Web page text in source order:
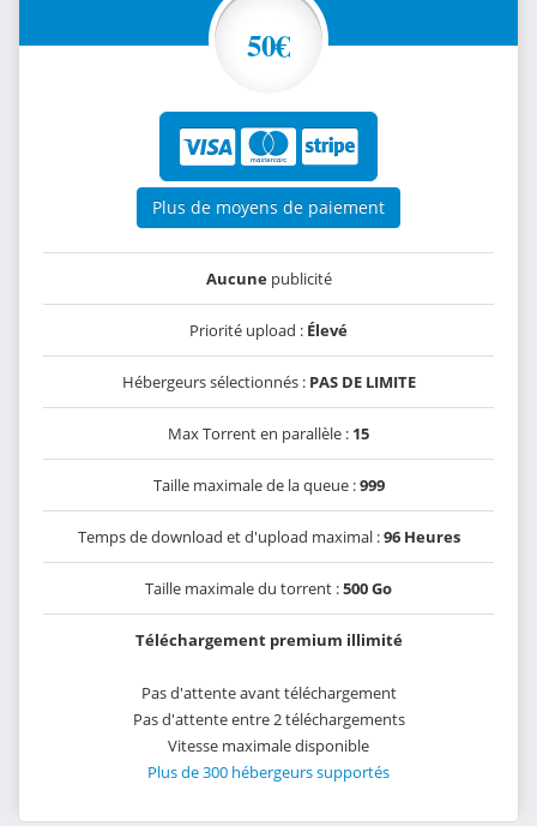
50€
Plus de moyens de paiement
Aucunepublicité
Priorité upload : Élevé
Hébergeurs sélectionnés : PAS DE LIMITE
Max Torrent en parallèle : 15
Taille maximale de la queue :999
Temps de download et d'upload maximal :96 Heures
Taille maximale du torrent :500 Go
Téléchargement premium illimité
Pas d'attente avant téléchargement
Pas d'attente entre 2 téléchargements
Vitesse maximale disponible
Plus de 300 hébergeurs supportés